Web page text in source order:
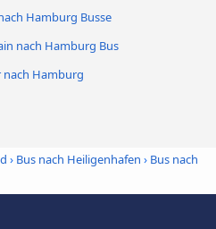
Hamburg Busse
nach Hamburg Bus
nach Hamburg
› Bus nach Heiligenhafen › Bus nach